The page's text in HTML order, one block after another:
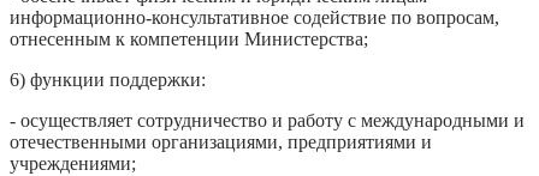
информационно-консультативное содействие по вопросам,
отнесенным к компетенции Министерства;
6) функции поддержки:
- осуществляет сотрудничество и работу с международными и
отечественными организациями, предприятиями и
учреждениями;